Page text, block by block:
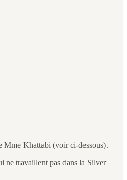
Mme Khattabi (voir ci-dessous).
ne travaillent pas dans la Silver